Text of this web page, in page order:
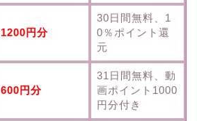
1200円分
30日間無料、1
0％ポイント還
元
600円分
31日間無料、動
画ポイント1000
円分付き